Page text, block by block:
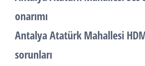
onarımı
Antalya Atatürk Mahallesi
sorunları